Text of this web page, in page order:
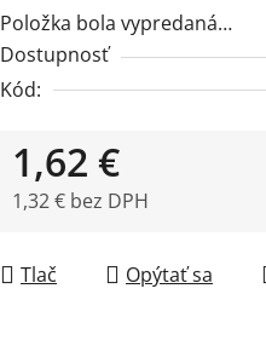
Položka bola vypredaná…
Dostupnosť
Kód:
1,62 €
1,32 € bez DPH
Tlač
Opýtať sa